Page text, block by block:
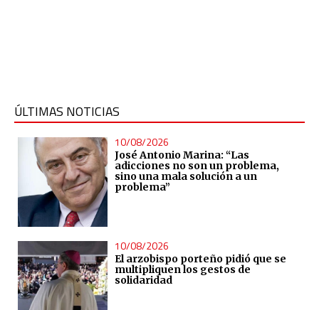
ÚLTIMAS NOTICIAS
10/08/2026
José Antonio Marina: “Las
adicciones no son un problema,
sino una mala solución a un
problema”
10/08/2026
El arzobispo porteño pidió que se
multipliquen los gestos de
solidaridad